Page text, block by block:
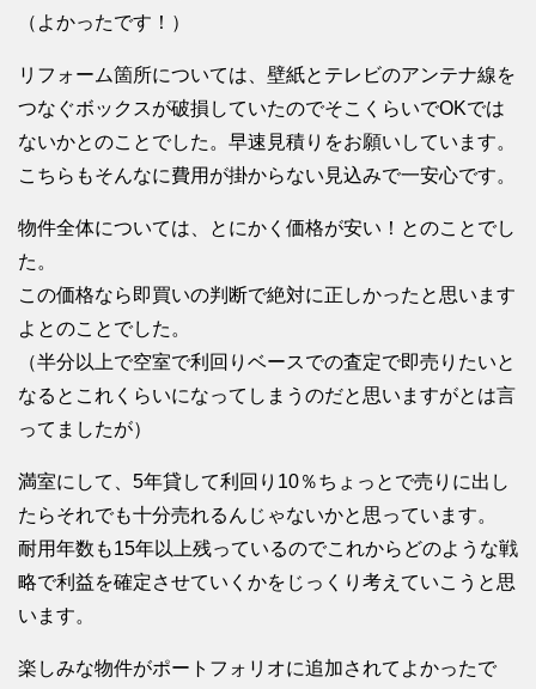
（よかったです！）
リフォーム箇所については、壁紙とテレビのアンテナ線を
つなぐボックスが破損していたのでそこくらいでOKでは
ないかとのことでした。早速見積りをお願いしています。
こちらもそんなに費用が掛からない見込みで一安心です。
物件全体については、とにかく価格が安い！とのことでし
た。
この価格なら即買いの判断で絶対に正しかったと思います
よとのことでした。
（半分以上で空室で利回りベースでの査定で即売りたいと
なるとこれくらいになってしまうのだと思いますがとは言
ってましたが）
満室にして、5年貸して利回り10％ちょっとで売りに出し
たらそれでも十分売れるんじゃないかと思っています。
耐用年数も15年以上残っているのでこれからどのような戦
略で利益を確定させていくかをじっくり考えていこうと思
います。
楽しみな物件がポートフォリオに追加されてよかったで